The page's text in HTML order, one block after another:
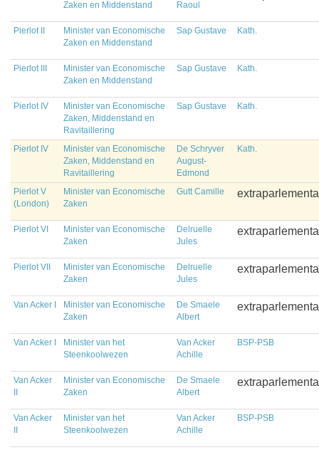
Zaken en Middenstand
Raoul
Pierlot II
Minister van Economische
Zaken en Middenstand
Sap Gustave Kath.
Pierlot III
Minister van Economische
Zaken en Middenstand
Sap Gustave Kath.
Pierlot IV
Minister van Economische
Zaken, Middenstand en
Ravitaillering
Sap Gustave Kath.
Pierlot IV
Minister van Economische
Zaken, Middenstand en
Ravitaillering
De Schryver
August-
Edmond
Kath.
Pierlot V
(London)
Minister van Economische
Zaken
Gutt Camille
Pierlot VI
Minister van Economische
Zaken
Delruelle
Jules
Pierlot VII
Minister van Economische
Zaken
Delruelle
Jules
Van Acker I
Minister van Economische
Zaken
De Smaele
Albert
Van Acker I
Minister van het
Steenkoolwezen
Van Acker
Achille
BSP-PSB
Van Acker
Minister van Economische
Zaken
De Smaele
Albert
Van Acker
Minister van het
Steenkoolwezen
Van Acker
Achille
BSP-PSB